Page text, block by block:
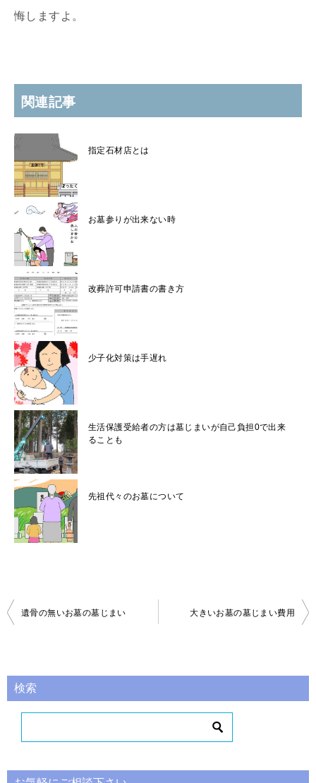
悔しますよ。
関連記事
指定石材店とは
お墓参りが出来ない時
改葬許可申請書の書き方
少子化対策は手遅れ
生活保護受給者の方は墓じまいが自己負担0で出来
ることも
先祖代々のお墓について
投
ビ
ゲ
ョ
遺骨の無いお墓の墓じまい 大きいお墓の墓じまい費用
検索